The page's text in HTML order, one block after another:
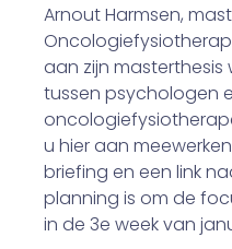
Arnout Harmsen,
aan zijn masterthesis
tussen psychologen
u hier aan
briefing en een link
planning is om de
in de 3e week van